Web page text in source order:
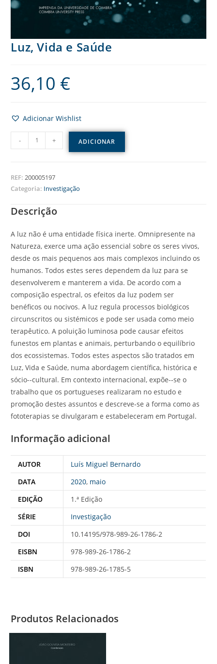
Luz, Vida e Saúde
36,10 €
Adicionar Wishlist
- + ADICIONAR
REF: 200005197
Categoria: Investigação
Descrição
A luz não é uma entidade física inerte. Omnipresente na
Natureza, exerce uma ação essencial sobre os seres vivos,
desde os mais pequenos aos mais complexos incluindo os
humanos. Todos estes seres dependem da luz para se
desenvolverem e manterem a vida. De acordo com a
composição espectral, os efeitos da luz podem ser
benéficos ou nocivos. A luz regula processos biológicos
circunscritos ou sistémicos e pode ser usada como meio
terapêutico. A poluição luminosa pode causar efeitos
funestos em plantas e animais, perturbando o equilíbrio
dos ecossistemas. Todos estes aspectos são tratados em
Luz, Vida e Saúde, numa abordagem científica, histórica e
sócio-­‐cultural. Em contexto internacional, expõe-­‐se o
trabalho que os portugueses realizaram no estudo e
promoção destes assuntos e descreve­‐se a forma como as
fototerapias se divulgaram e estabeleceram em Portugal.
Informação adicional
AUTOR
Luís Miguel Bernardo
DATA
2020, maio
EDIÇÃO
1.ª Edição
SÉRIE
Investigação
DOI
10.14195/978-989-26-1786-2
EISBN
978-989-26-1786-2
ISBN
978-989-26-1785-5
Produtos Relacionados